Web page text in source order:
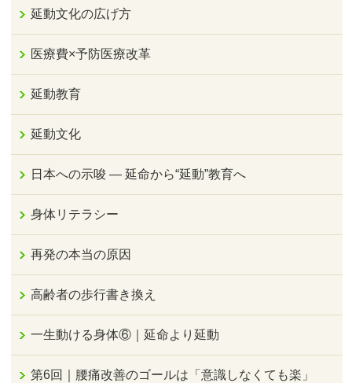
延動文化の広げ方
医療費×予防医療改革
延動教育
延動文化
日本への示唆 ― 延命から“延動”教育へ
身体リテラシー
再発の本当の原因
高齢者の歩行書き換え
一生動ける身体⑥｜延命より延動
第6回｜腰痛改善のゴールは「意識しなくても楽」